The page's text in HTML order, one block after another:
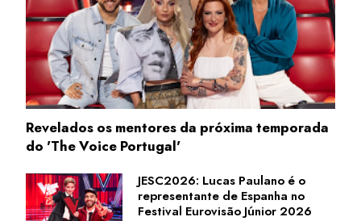
Revelados os mentores da próxima temporada
do 'The Voice Portugal'
JESC2026: Lucas Paulano é o
representante de Espanha no
Festival Eurovisão Júnior 2026